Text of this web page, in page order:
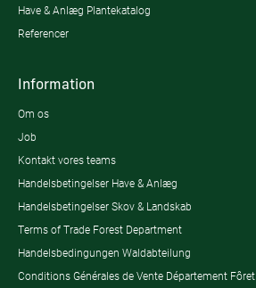
Have & Anlæg Plantekatalog
Referencer
Information
Om os
Job
Kontakt vores teams
Handelsbetingelser Have & Anlæg
Handelsbetingelser Skov & Landskab
Terms of Trade Forest Department
Handelsbedingungen Waldabteilung
Conditions Générales de Vente Département Fôret